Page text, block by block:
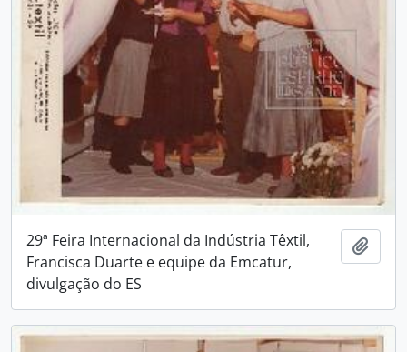
29ª Feira Internacional da Indústria Têxtil,
Francisca Duarte e equipe da Emcatur,
divulgação do ES